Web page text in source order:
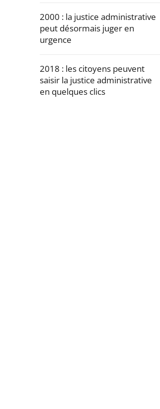
2000 : la justice administrative
peut désormais juger en
urgence
2018 : les citoyens peuvent
saisir la justice administrative
en quelques clics